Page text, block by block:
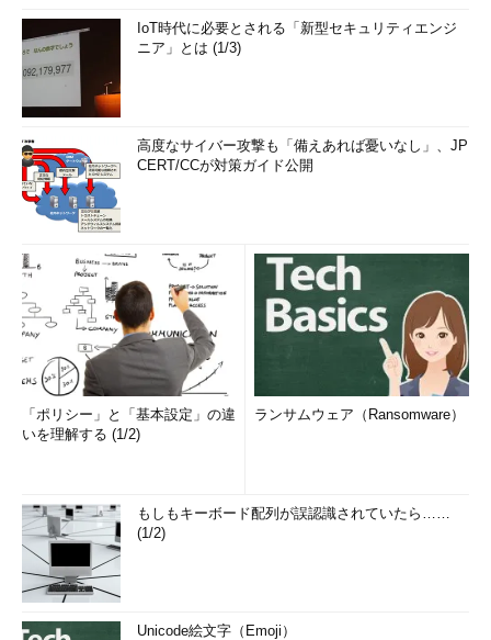
IoT時代に必要とされる「新型セキュリティエンジ
ニア」とは (1/3)
高度なサイバー攻撃も「備えあれば憂いなし」、JP
CERT/CCが対策ガイド公開
「ポリシー」と「基本設定」の違
いを理解する (1/2)
ランサムウェア（Ransomware）
もしもキーボード配列が誤認識されていたら……
(1/2)
Unicode絵文字（Emoji）